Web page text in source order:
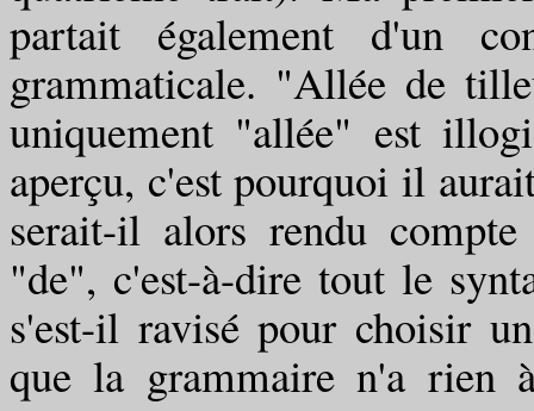
partait également d'un
grammaticale. "Allée de
uniquement "allée" est
aperçu, c'est pourquoi il
serait-il alors rendu
"de", c'est-à-dire tout le
s'est-il ravisé pour choisir
que la grammaire n'a rien